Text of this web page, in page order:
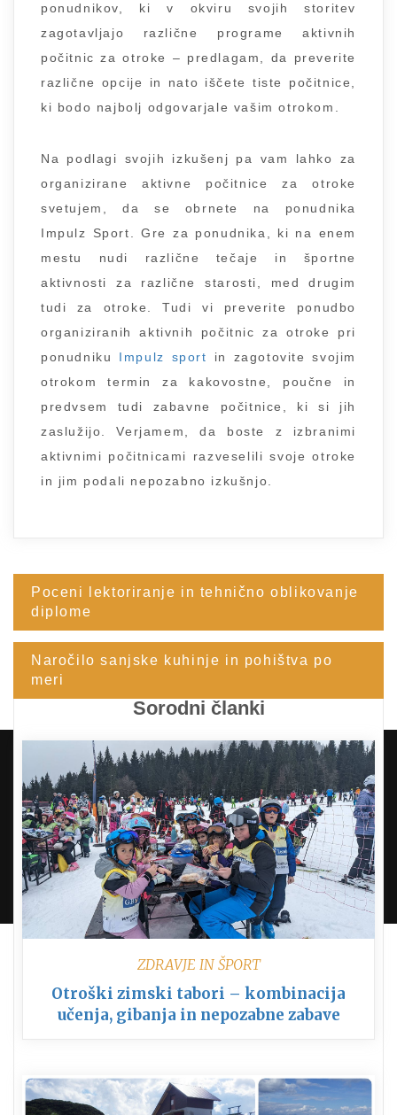
ponudnikov, ki v okviru svojih storitev
zagotavljajo različne programe aktivnih
počitnic za otroke – predlagam, da preverite
različne opcije in nato iščete tiste počitnice,
ki bodo najbolj odgovarjale vašim otrokom.
Na podlagi svojih izkušenj pa vam lahko za
organizirane aktivne počitnice za otroke
svetujem, da se obrnete na ponudnika
Impulz Sport. Gre za ponudnika, ki na enem
mestu nudi različne tečaje in športne
aktivnosti za različne starosti, med drugim
tudi za otroke. Tudi vi preverite ponudbo
organiziranih aktivnih počitnic za otroke pri
ponudniku Impulz sport
in zagotovite svojim
otrokom termin za kakovostne, poučne in
predvsem tudi zabavne počitnice, ki si jih
zaslužijo. Verjamem, da boste z izbranimi
aktivnimi počitnicami razveselili svoje otroke
in jim podali nepozabno izkušnjo.
Navigacija
prispevka
Poceni lektoriranje in tehnično oblikovanje
diplome
Naročilo sanjske kuhinje in pohištva po
meri
Sorodni članki
ZDRAVJE IN ŠPORT
Otroški zimski tabori – kombinacija
učenja, gibanja in nepozabne zabave
NE UPORABLJAMO PIŠKOTKOV. VSE PRAVICE
PRIDRŽANE.KONTAKT
PROUDLY POWERED BY WORDPRESS|DEVELOP BY
AMPLE THEMES.